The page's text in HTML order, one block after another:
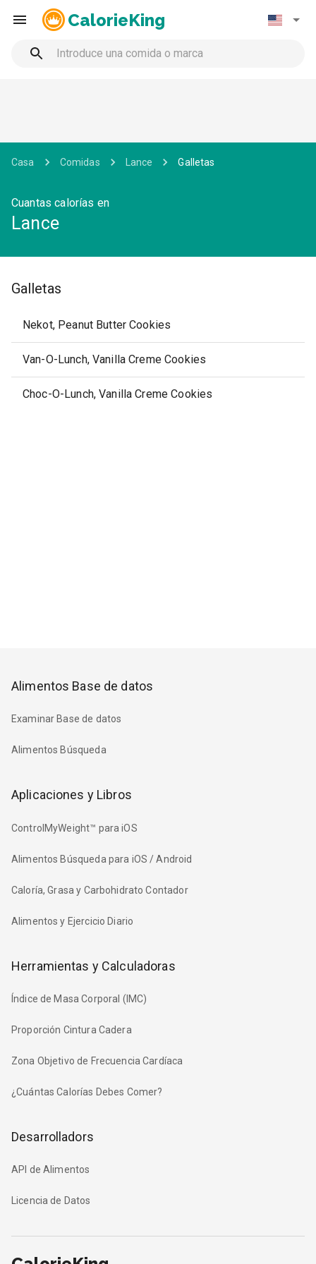
CalorieKing
Casa Comidas Lance Galletas
Cuantas calorías en
Lance
Galletas
Nekot, Peanut Butter Cookies
Van-O-Lunch, Vanilla Creme Cookies
Choc-O-Lunch, Vanilla Creme Cookies
Alimentos Base de datos
Examinar Base de datos
Alimentos Búsqueda
Aplicaciones y Libros
ControlMyWeight™ para iOS
Alimentos Búsqueda para iOS / Android
Caloría, Grasa y Carbohidrato Contador
Alimentos y Ejercicio Diario
Herramientas y Calculadoras
Índice de Masa Corporal (IMC)
Proporción Cintura Cadera
Zona Objetivo de Frecuencia Cardíaca
¿Cuántas Calorías Debes Comer?
Desarrolladors
API de Alimentos
Licencia de Datos